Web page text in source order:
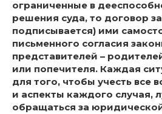
ограниченные в
решения суда, то договор
подписывается) ими
письменного согласия
представителей –
или попечителя. Каждая
для того, чтобы учесть все
и аспекты каждого случая,
обращаться за